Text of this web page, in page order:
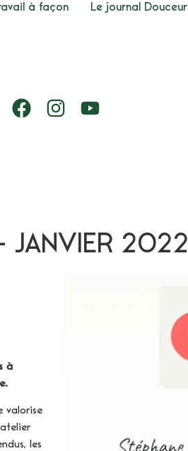
à façon Le journal Douceur
JANVIER 2022
à
valorise
les